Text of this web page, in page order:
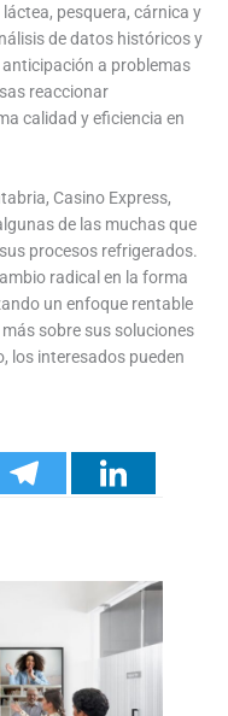
pesquera, cárnica y
de datos históricos y
a problemas
reaccionar
calidad y eficiencia en
Casino Express,
de las muchas que
procesos refrigerados.
radical en la forma
un enfoque rentable
sobre sus soluciones
los interesados pueden